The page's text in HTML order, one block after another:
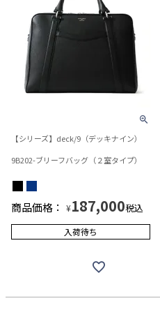
【シリーズ】deck/9（デッキナイン）
9B202-ブリーフバッグ（２室タイプ）
商品価格： ¥187,000税込
入荷待ち